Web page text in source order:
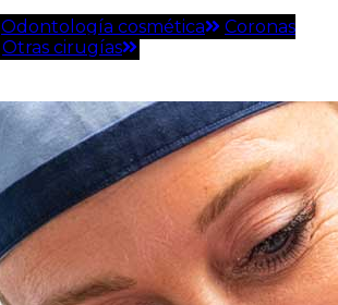
Odontología cosmética
Coronas
Otras cirugías